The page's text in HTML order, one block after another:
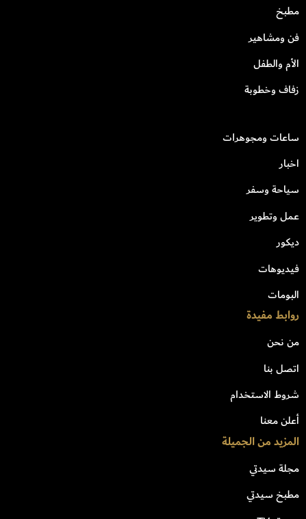
مطبخ
فن ومشاهير
الأم والطفل
زفاف وخطوبة
ساعات ومجوهرات
اخبار
سياحة وسفر
عمل وتطوير
ديكور
فيديوهات
البومات
روابط مفيدة
من نحن
اتصل بنا
شروط الاستخدام
أعلن معنا
المزيد من الجميلة
مجلة سيدتي
مطبخ سيدتي